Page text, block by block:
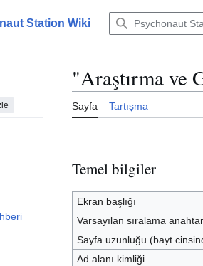
Station Wiki
"Araştırma ve
Sayfa Tartışma
Temel bilgiler
Ekran başlığı
Varsayılan sıralama
Sayfa uzunluğu (bayt
Ad alanı kimliği